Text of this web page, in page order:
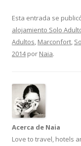
Esta entrada se
alojamiento Solo
Adultos, Marconfort,
2014por Naia.
Acerca de Naia
Love to travel, hotels